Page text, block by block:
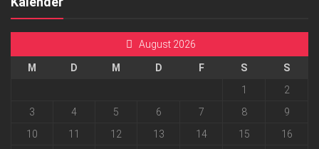
August 2026
M D M D F S
S
1
2
3
4 5 6 7 8
9
10
11 12 13 14 15
16